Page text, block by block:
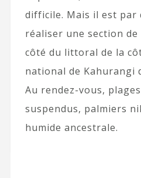
difficile. Mais il est par
réaliser une section
côté du littoral de la
national de Kahurangi
Au rendez-vous,
suspendus, palmiers
humide ancestrale.